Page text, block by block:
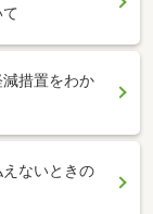
措置をわか
ないときの